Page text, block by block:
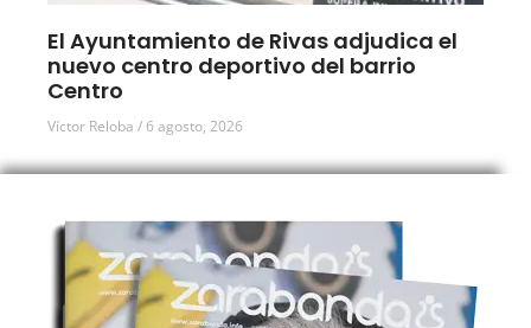
El Ayuntamiento de Rivas adjudica el
nuevo centro deportivo del barrio
Centro
Víctor Reloba 6 agosto, 2026